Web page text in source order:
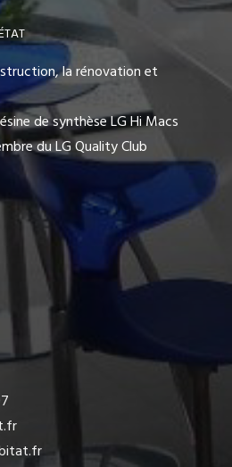
la rénovation et
de synthèse LG Hi Macs
du LG Quality Club